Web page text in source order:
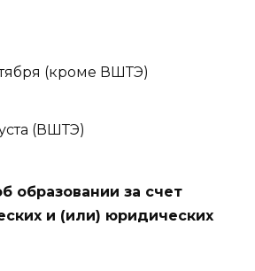
(кроме ВШТЭ)
(ВШТЭ)
образовании за счет
и (или) юридических